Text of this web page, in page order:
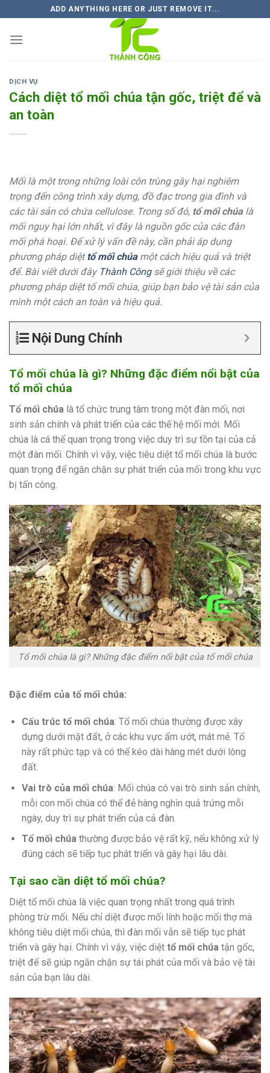
to
content
ADD ANYTHING HERE OR JUST REMOVE IT...
DỊCH VỤ
Cách diệt tổ mối chúa tận gốc, triệt để và
an toàn
Mối là một trong những loài côn trùng gây hại nghiêm
trọng đến công trình xây dựng, đồ đạc trong gia đình và
các tài sản có chứa cellulose. Trong số đó, tổ mối chúalà
mối nguy hại lớn nhất, vì đây là nguồn gốc của các đàn
mối phá hoại. Để xử lý vấn đề này, cần phải áp dụng
phương pháp diệttổ mối chúamột cách hiệu quả và triệt
để. Bài viết dưới đây Thành Côngsẽ giới thiệu về các
phương pháp diệt tổ mối chúa, giúp bạn bảo vệ tài sản của
mình một cách an toàn và hiệu quả.
Nội Dung Chính
Tổ mối chúa là gì? Những đặc điểm nổi bật của
tổ mối chúa
Tổ mối chúa là tổ chức trung tâm trong một đàn mối, nơi
sinh sản chính và phát triển của các thế hệ mối mới. Mối
chúa là cá thể quan trọng trong việc duy trì sự tồn tại của cả
một đàn mối. Chính vì vậy, việc tiêu diệt tổ mối chúa là bước
quan trọng để ngăn chặn sự phát triển của mối trong khu vực
bị tấn công.
Tổ mối chúa là gì? Những đặc điểm nổi bật của tổ mối chúa
Đặc điểm của tổ mối chúa:
Cấu trúc tổ mối chúa: Tổ mối chúa thường được xây
dựng dưới mặt đất, ở các khu vực ẩm ướt, mát mẻ. Tổ
này rất phức tạp và có thể kéo dài hàng mét dưới lòng
đất.
Vai trò của mối chúa: Mối chúa có vai trò sinh sản chính,
mỗi con mối chúa có thể đẻ hàng nghìn quả trứng mỗi
ngày, duy trì sự phát triển của cả đàn.
Tổ mối chúathường được bảo vệ rất kỹ, nếu không xử lý
đúng cách sẽ tiếp tục phát triển và gây hại lâu dài.
Tại sao cần diệt tổ mối chúa?
Diệt tổ mối chúa là việc quan trọng nhất trong quá trình
phòng trừ mối. Nếu chỉ diệt được mối lính hoặc mối thợ mà
không tiêu diệt mối chúa, thì đàn mối vẫn sẽ tiếp tục phát
triển và gây hại. Chính vì vậy, việc diệt tổ mối chúa tận gốc,
triệt để sẽ giúp ngăn chặn sự tái phát của mối và bảo vệ tài
sản của bạn lâu dài.